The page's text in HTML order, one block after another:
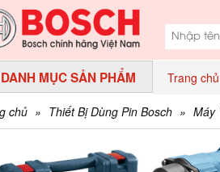
DANH MỤC SẢN PHẨM Trang chủ
chủ » Thiết Bị Dùng Pin Bosch » Máy